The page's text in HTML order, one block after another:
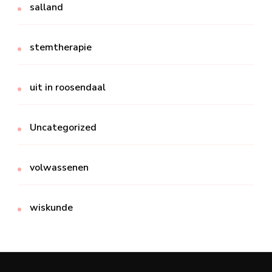
salland
stemtherapie
uit in roosendaal
Uncategorized
volwassenen
wiskunde